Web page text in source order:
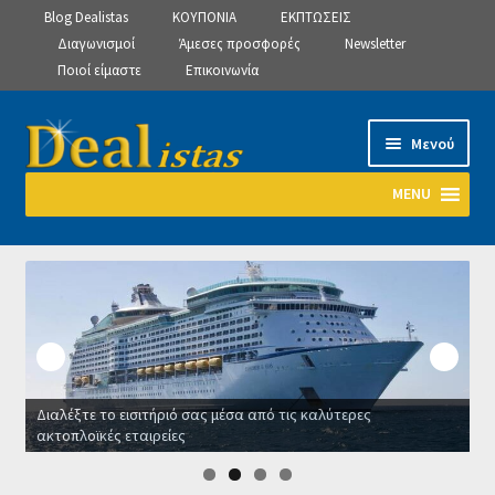
Blog Dealistas ΚΟΥΠΟΝΙΑ
ΕΚΠΤΩΣΕΙΣ
Διαγωνισμοί
Άμεσες προσφορές
Newsletter
Ποιοί είμαστε
Επικοινωνία
Απευθείας
μετάβαση
πλοήγηση
Μετάβαση
σε
Μενού
MENU
Αρχική
Manage Subscriptions
Manage Subscriptions
Manage Subscriptions
Διαλέξτε το εισιτήριό σας μέσα από τις καλύτερες
ακτοπλοϊκές εταιρείες